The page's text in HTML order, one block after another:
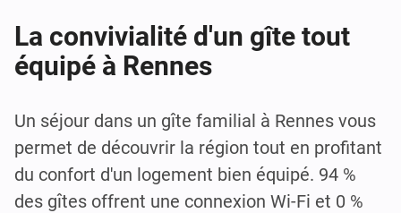
La convivialité d'un gîte tout
équipé à Rennes
Un séjour dans un gîte familial à Rennes vous
permet de découvrir la région tout en profitant
du confort d'un logement bien équipé. 94 %
des gîtes offrent une connexion Wi-Fi et 0 %